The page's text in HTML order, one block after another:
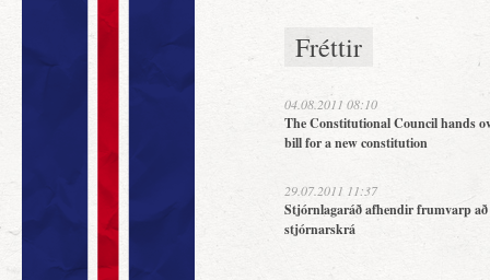
Fréttir
04.08.2011 08:10
The Constitutional Council hands
bill for a new constitution
29.07.2011 11:37
Stjórnlagaráð afhendir frumvarp
stjórnarskrá